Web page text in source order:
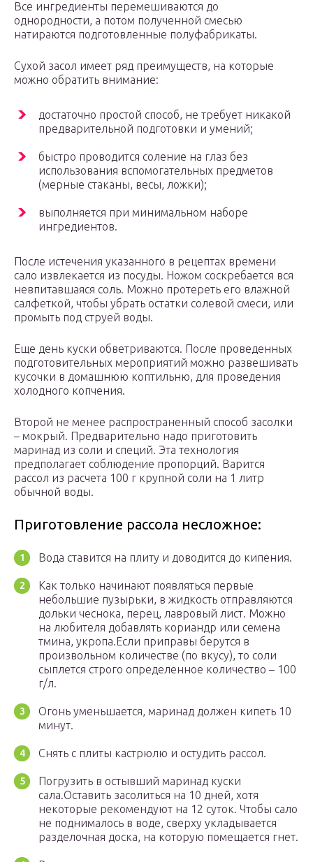
Все ингредиенты перемешиваются до
однородности, а потом полученной смесью
натираются подготовленные полуфабрикаты.
Сухой засол имеет ряд преимуществ, на которые
можно обратить внимание:
достаточно простой способ, не требует никакой
предварительной подготовки и умений;
быстро проводится соление на глаз без
использования вспомогательных предметов
(мерные стаканы, весы, ложки);
выполняется при минимальном наборе
ингредиентов.
После истечения указанного в рецептах времени
сало извлекается из посуды. Ножом соскребается вся
невпитавшаяся соль. Можно протереть его влажной
салфеткой, чтобы убрать остатки солевой смеси, или
промыть под струей воды.
Еще день куски обветриваются. После проведенных
подготовительных мероприятий можно развешивать
кусочки в домашнюю коптильню, для проведения
холодного копчения.
Второй не менее распространенный способ засолки
– мокрый. Предварительно надо приготовить
маринад из соли и специй. Эта технология
предполагает соблюдение пропорций. Варится
рассол из расчета 100 г крупной соли на 1 литр
обычной воды.
Приготовление рассола несложное:
Вода ставится на плиту и доводится до кипения.
Как только начинают появляться первые
небольшие пузырьки, в жидкость отправляются
дольки чеснока, перец, лавровый лист. Можно
на любителя добавлять кориандр или семена
тмина, укропа.Если приправы берутся в
произвольном количестве (по вкусу), то соли
сыплется строго определенное количество – 100
г/л.
Огонь уменьшается, маринад должен кипеть 10
минут.
Снять с плиты кастрюлю и остудить рассол.
Погрузить в остывший маринад куски
сала.Оставить засолиться на 10 дней, хотя
некоторые рекомендуют на 12 суток. Чтобы сало
не поднималось в воде, сверху укладывается
разделочная доска, на которую помещается гнет.